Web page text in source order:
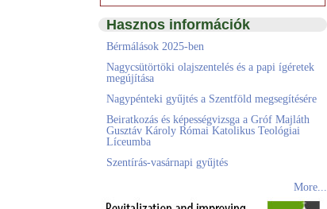
Hasznos információk
Bérmálások 2025-ben
Nagycsütörtöki olajszentelés és a papi ígéretek
megújítása
Nagypénteki gyűjtés a Szentföld megsegítésére
Beiratkozás és képességvizsga a Gróf Majláth
Gusztáv Károly Római Katolikus Teológiai
Líceumba
Szentírás-vasárnapi gyűjtés
More...